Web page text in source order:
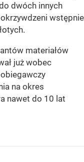
dwóch innych
wstępnie
materiałów
już wobec
na okres
nawet do 10 lat